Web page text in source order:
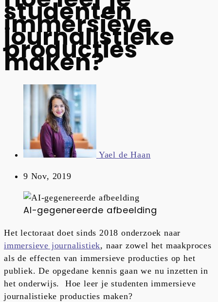
studenten
immersieve
journalistieke
producties
maken?
Yael de Haan
9 Nov, 2019
AI-gegenereerde afbeelding
Het lectoraat doet sinds 2018 onderzoek naar
immersieve journalistiek, naar zowel het maakproces
als de effecten van immersieve producties op het
publiek. De opgedane kennis gaan we nu inzetten in
het onderwijs. Hoe leer je studenten immersieve
journalistieke producties maken?